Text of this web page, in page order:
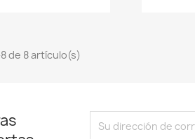
de 8 artículo(s)